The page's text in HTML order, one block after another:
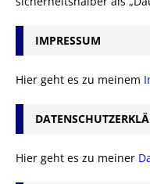
IMPRESSUM
Hier geht es zu meinem
Hier geht es zu meiner